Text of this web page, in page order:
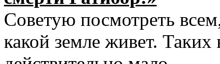
Советую посмотреть
какой земле живет.